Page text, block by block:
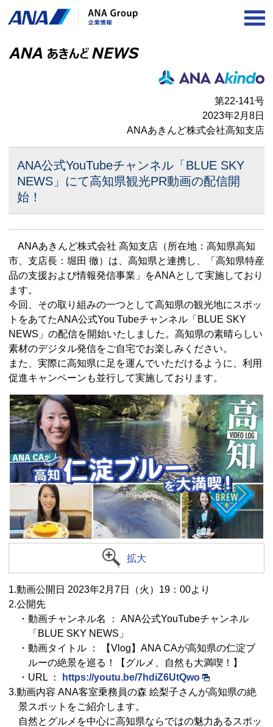
第22-141号
2023年2月8日
ANAあきんど株式会社高知支店
ANA公式YouTubeチャンネル「BLUE SKY
NEWS」にて高知県観光PR動画の配信開
始！
ANAあきんど株式会社 高知支店（所在地：高知県高知
市、支店長：堀田 徹）は、高知県と連携し、「高知県特産
品の支援および情報発信事業」をANAとして実施しており
ます。
今回、その取り組みの一つとして高知県の観光地にスポッ
トをあてたANA公式You Tubeチャンネル「BLUE SKY
NEWS」の配信を開始いたしました。高知県の素晴らしい
素材のデジタル発信をご自宅でお楽しみください。
また、実際に高知県に足を運んでいただけるように、利用
促進キャンペーンも並行して実施しております。
拡大
1.動画公開日 2023年2月7日（火）19：00より
2.公開先
・動画チャンネル名 ： ANA公式YouTubeチャンネル
「BLUE SKY NEWS」
・動画タイトル ： 【Vlog】ANA CAが高知県の仁淀ブ
ルーの絶景を巡る！【グルメ、自然も大満喫！】
・URL ：
https://youtu.be/7hdiZ6UtQwo
3.動画内容 ANA客室乗務員の森 絵梨子さんが高知県の絶
景スポットをご紹介します。
自然とグルメを中心に高知県ならではの魅力あるスポッ